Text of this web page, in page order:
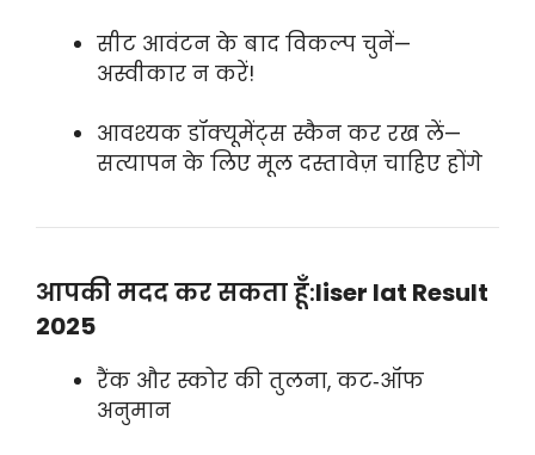
सीट आवंटन के बाद विकल्प चुनें—
अस्वीकार न करें!
आवश्यक डॉक्यूमेंट्स स्कैन कर रख लें—
सत्यापन के लिए मूल दस्तावेज़ चाहिए होंगे
आपकी मदद कर सकता हूँ:Iiser Iat Result
2025
रैंक और स्कोर की तुलना, कट‑ऑफ
अनुमान